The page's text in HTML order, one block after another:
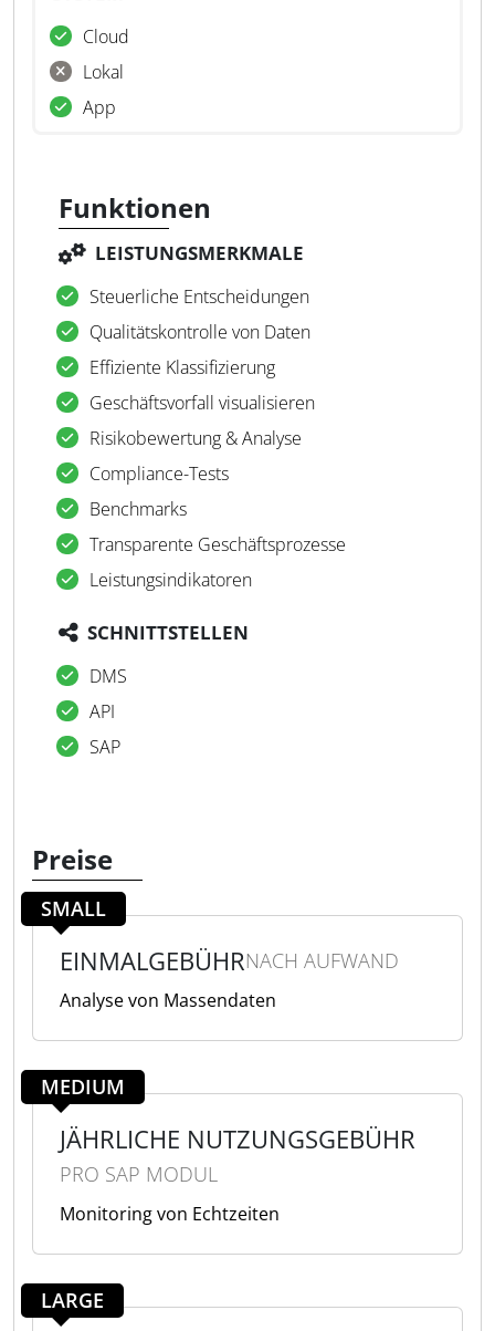
Cloud
Lokal
App
Funktionen
LEISTUNGSMERKMALE
Steuerliche Entscheidungen
Qualitätskontrolle von Daten
Effiziente Klassifizierung
Geschäftsvorfall visualisieren
Risikobewertung & Analyse
Compliance-Tests
Benchmarks
Transparente Geschäftsprozesse
Leistungsindikatoren
SCHNITTSTELLEN
DMS
API
SAP
Preise
SMALL
EINMALGEBÜHRNACH AUFWAND
Analyse von Massendaten
MEDIUM
JÄHRLICHE NUTZUNGSGEBÜHR
PRO SAP MODUL
Monitoring von Echtzeiten
LARGE